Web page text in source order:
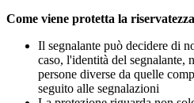
Come viene protetta la
Il segnalante può decidere di
caso, l'identità del segnalante,
persone diverse da quelle
seguito alle segnalazioni